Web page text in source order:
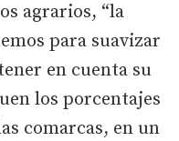
agrarios, “la
para suavizar
en cuenta su
los porcentajes
comarcas, en un